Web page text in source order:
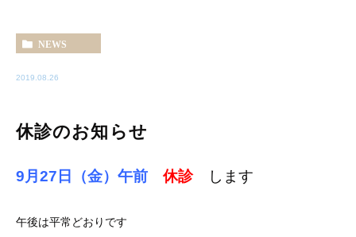
NEWS
2019.08.26
休診のお知らせ
9月27日（金）午前 休診 します
午後は平常どおりです